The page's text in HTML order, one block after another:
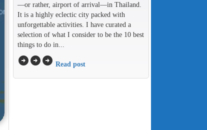
—or rather, airport of arrival—in Thailand.
It is a highly eclectic city packed with
unforgettable activities. I have curated a
selection of what I consider to be the 10 best
things to do in...
arrow_circle_rightarrow_circle_rightarrow_circle_right Read post